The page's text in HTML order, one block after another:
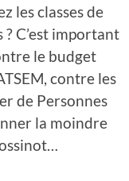
les classes de
C’est important
le budget
contre les
de Personnes
la moindre